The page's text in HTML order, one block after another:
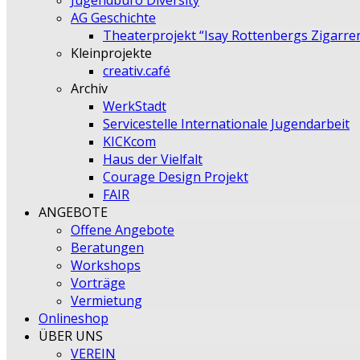
AG Geschichte
Theaterprojekt “Isay Rottenbergs
Kleinprojekte
creativ.café
Archiv
WerkStadt
Servicestelle Internationale Jugendarbeit
KICKcom
Haus der Vielfalt
Courage Design Projekt
FAIR
ANGEBOTE
Offene Angebote
Beratungen
Workshops
Vorträge
Vermietung
Onlineshop
ÜBER UNS
VEREIN